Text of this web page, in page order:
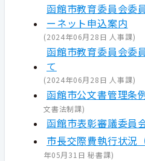
函館市教育委員会
ーネット申込案内
(2024年06月28日 人事課)
函館市教育委員会委
て
(2024年06月28日 人事課)
函館市公文書管理条
文書法制課)
函館市表彰審議委員
市長交際費執行状況
年05月31日 秘書課)